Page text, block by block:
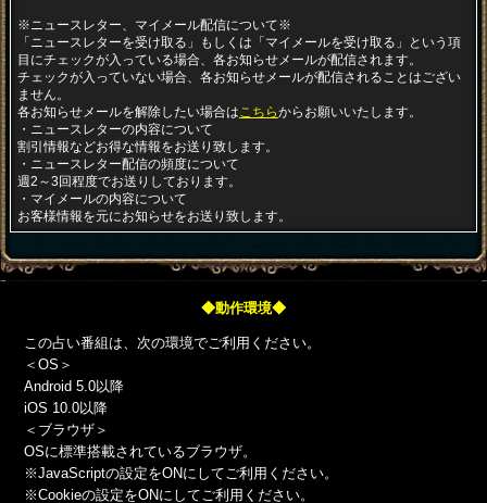
※ニュースレター、マイメール配信について※
「ニュースレターを受け取る」もしくは「マイメールを受け取る」という項
目にチェックが入っている場合、各お知らせメールが配信されます。
チェックが入っていない場合、各お知らせメールが配信されることはござい
ません。
各お知らせメールを解除したい場合はこちらからお願いいたします。
・ニュースレターの内容について
割引情報などお得な情報をお送り致します。
・ニュースレター配信の頻度について
週2～3回程度でお送りしております。
・マイメールの内容について
お客様情報を元にお知らせをお送り致します。
◆動作環境◆
この占い番組は、次の環境でご利用ください。
＜OS＞
Android 5.0以降
iOS 10.0以降
＜ブラウザ＞
OSに標準搭載されているブラウザ。
※JavaScriptの設定をONにしてご利用ください。
※Cookieの設定をONにしてご利用ください。